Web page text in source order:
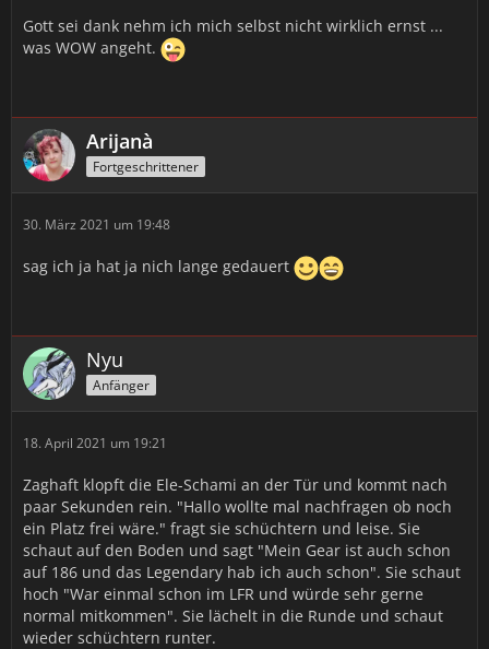
Gott sei dank nehm ich mich selbst nicht wirklich ernst ...
was WOW angeht.
Arijanà
Fortgeschrittener
30. März 2021 um 19:48
sag ich ja hat ja nich lange gedauert
Nyu
Anfänger
18. April 2021 um 19:21
Zaghaft klopft die Ele-Schami an der Tür und kommt nach
paar Sekunden rein. "Hallo wollte mal nachfragen ob noch
ein Platz frei wäre." fragt sie schüchtern und leise. Sie
schaut auf den Boden und sagt "Mein Gear ist auch schon
auf 186 und das Legendary hab ich auch schon". Sie schaut
hoch "War einmal schon im LFR und würde sehr gerne
normal mitkommen". Sie lächelt in die Runde und schaut
wieder schüchtern runter.